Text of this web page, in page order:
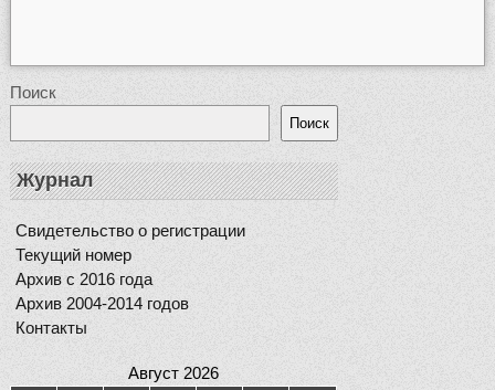
Поиск
Поиск
Журнал
Свидетельство о регистрации
Текущий номер
Архив с 2016 года
Архив 2004-2014 годов
Контакты
Август 2026